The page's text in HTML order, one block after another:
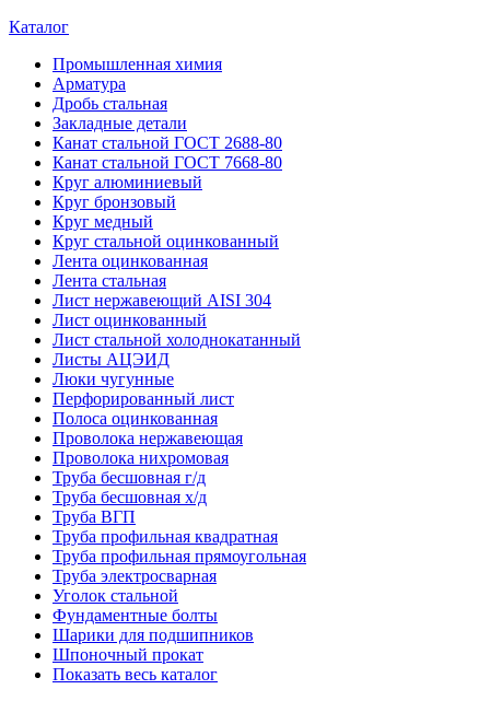
Каталог
Промышленная химия
Арматура
Дробь стальная
Закладные детали
Канат стальной ГОСТ 2688-80
Канат стальной ГОСТ 7668-80
Круг алюминиевый
Круг бронзовый
Круг медный
Круг стальной оцинкованный
Лента оцинкованная
Лента стальная
Лист нержавеющий AISI 304
Лист оцинкованный
Лист стальной холоднокатанный
Листы АЦЭИД
Люки чугунные
Перфорированный лист
Полоса оцинкованная
Проволока нержавеющая
Проволока нихромовая
Труба бесшовная г/д
Труба бесшовная х/д
Труба ВГП
Труба профильная квадратная
Труба профильная прямоугольная
Труба электросварная
Уголок стальной
Фундаментные болты
Шарики для подшипников
Шпоночный прокат
Показать весь каталог